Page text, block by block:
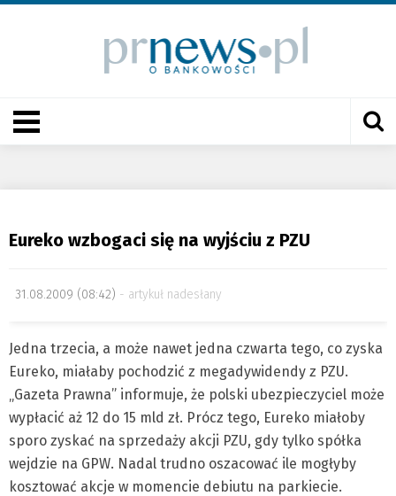
Eureko wzbogaci się na wyjściu z PZU
31.08.2009 (08:42) artykuł nadesłany
Jedna trzecia, a może nawet jedna czwarta tego, co zyska
Eureko, miałaby pochodzić z megadywidendy z PZU.
„Gazeta Prawna” informuje, że polski ubezpieczyciel może
wypłacić aż 12 do 15 mld zł. Prócz tego, Eureko miałoby
sporo zyskać na sprzedaży akcji PZU, gdy tylko spółka
wejdzie na GPW. Nadal trudno oszacować ile mogłyby
kosztować akcje w momencie debiutu na parkiecie.